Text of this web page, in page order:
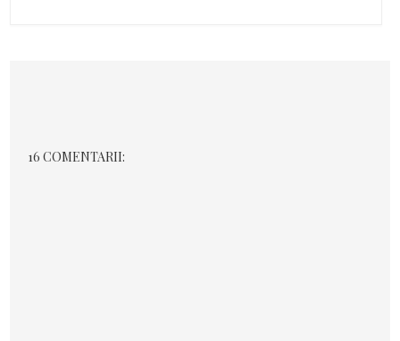
16 COMENTARII: